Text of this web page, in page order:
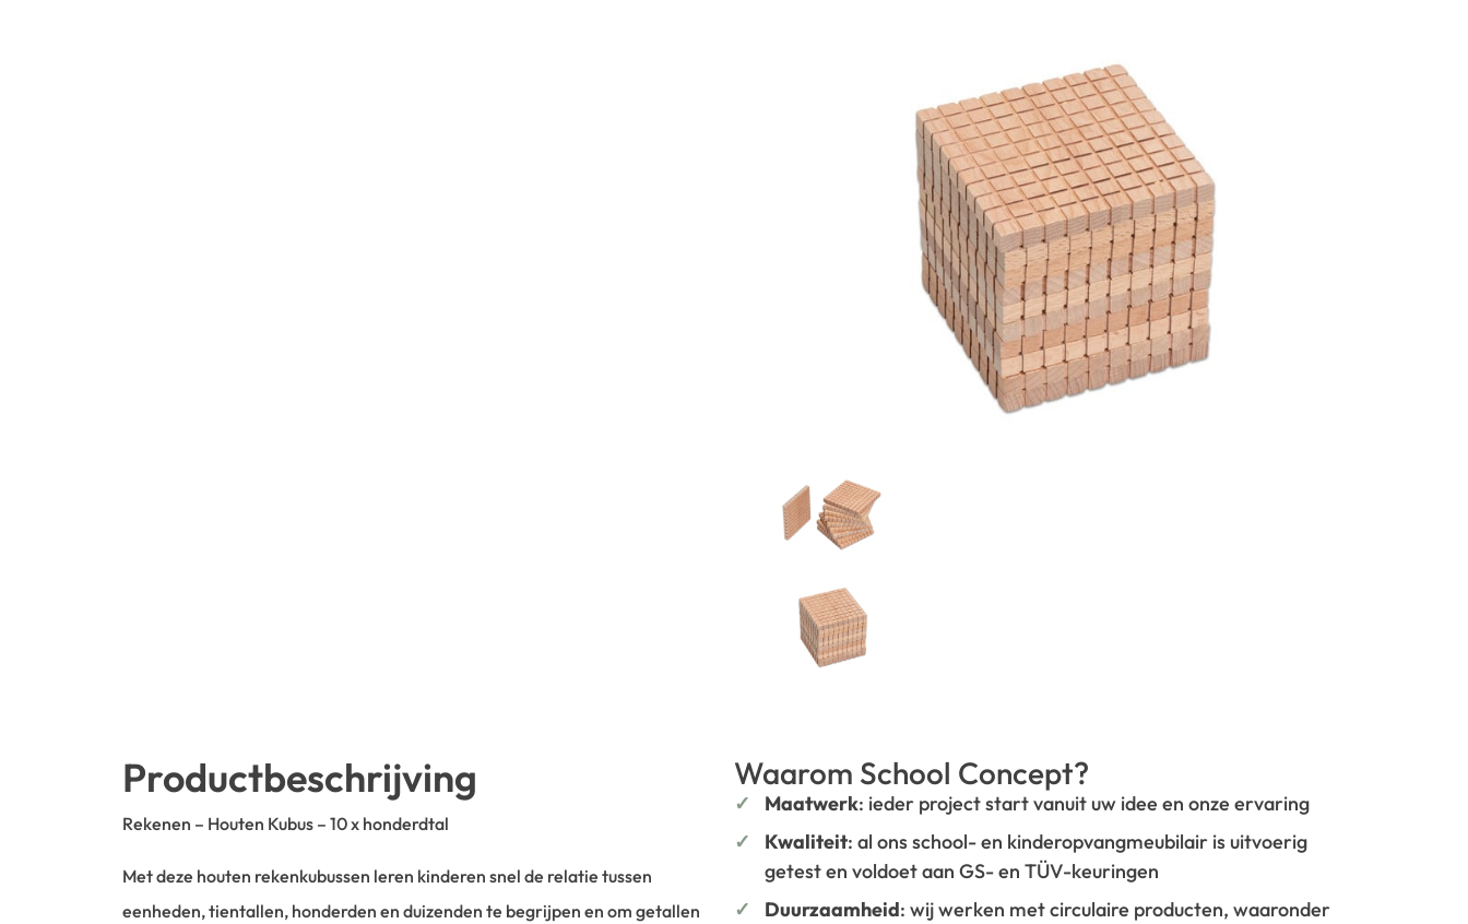
Productbeschrijving
Rekenen – Houten Kubus – 10 x honderdtal
Met deze houten rekenkubussen leren kinderen snel de relatie tussen
eenheden, tientallen, honderden en duizenden te begrijpen en om getallen
Waarom School Concept?
Maatwerk: ieder project start vanuit uw idee en onze ervaring
Kwaliteit: al ons school- en kinderopvangmeubilair is uitvoerig
getest en voldoet aan GS- en TÜV-keuringen
Duurzaamheid: wij werken met circulaire producten, waaronder